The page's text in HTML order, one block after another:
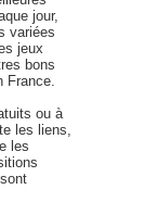
jour,
variées
jeux
bons
France.
ou à
les liens,
les